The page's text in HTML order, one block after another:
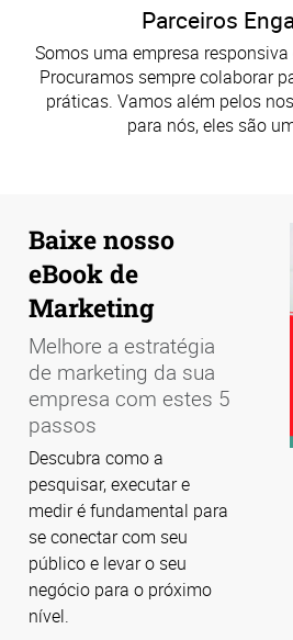
Parceiros
Somos uma empresa
Procuramos sempre colaborar
práticas. Vamos além pelos
para nós, eles são
Baixe nosso
eBook de
Marketing
Melhore a estratégia
de marketing da sua
empresa com estes 5
passos
Descubra como a
pesquisar, executar e
medir é fundamental para
se conectar com seu
público e levar o seu
negócio para o próximo
nível.